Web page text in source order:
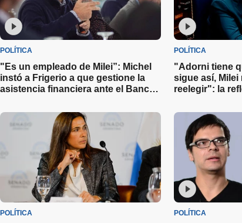
POLÍTICA
"Es un empleado de Milei”: Michel
instó a Frigerio a que gestione la
asistencia financiera ante el Banco
Tres Arroyos
POLÍTICA
"Adorni tiene
sigue así, Milei
reelegir": la
el Jefe de
POLÍTICA POLÍTICA